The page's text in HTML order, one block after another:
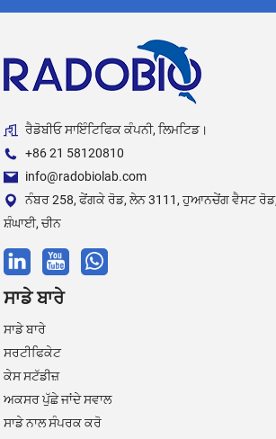
ਰੈਡੋਬੀਓ ਸਾਇੰਟਿਫਿਕ ਕੰਪਨੀ, ਲਿਮਟਿਡ।
+86 21 58120810
info@radobiolab.com
ਨੰਬਰ 258, ਫੇਂਗਕੇ ਰੋਡ, ਲੇਨ 3111, ਹੁਆਨਚੇਂਗ ਵੈਸਟ
ਸ਼ੰਘਾਈ, ਚੀਨ
ਸਾਡੇ ਬਾਰੇ
ਸਾਡੇ ਬਾਰੇ
ਸਰਟੀਫਿਕੇਟ
ਕੇਸ ਸਟੱਡੀਜ਼
ਅਕਸਰ ਪੁੱਛੇ ਜਾਂਦੇ ਸਵਾਲ
ਸਾਡੇ ਨਾਲ ਸੰਪਰਕ ਕਰੋ